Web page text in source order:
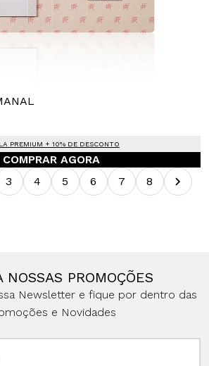
PREMIUM + 10% DE DESCONTO
COMPRAR AGORA
3 4 5 6 7 8
NOSSAS PROMOÇÕES
Newsletter e fique por dentro das
e Novidades